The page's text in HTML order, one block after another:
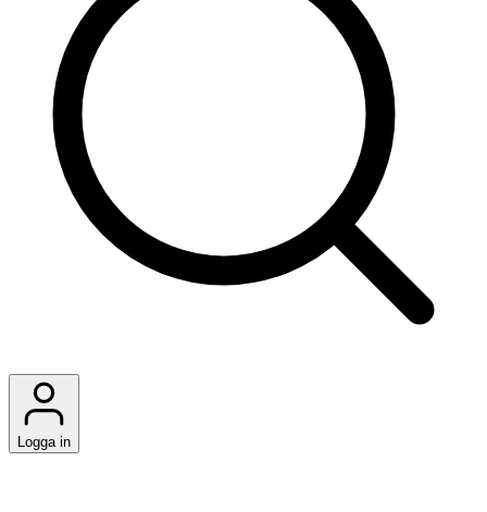
Logga in